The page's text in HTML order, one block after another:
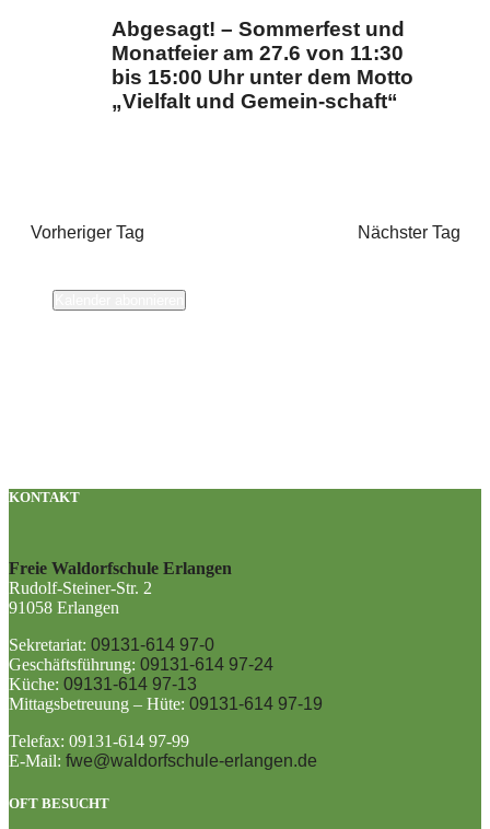
Abgesagt! – Sommerfest und
Monatfeier am 27.6 von 11:30
bis 15:00 Uhr unter dem Motto
„Vielfalt und Gemein-schaft“
Vorheriger Tag Nächster Tag
KONTAKT
Freie Waldorfschule Erlangen
Rudolf-Steiner-Str. 2
91058 Erlangen
Sekretariat: 09131-614 97-0
Geschäftsführung: 09131-614 97-24
Küche: 09131-614 97-13
Mittagsbetreuung – Hüte: 09131-614 97-19
Telefax: 09131-614 97-99
E-Mail: fwe@waldorfschule-erlangen.de
OFT BESUCHT